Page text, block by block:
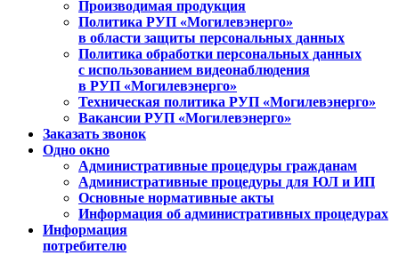
Производимая продукция
Политика РУП «Могилевэнерго»
в области защиты персональных данных
Политика обработки персональных данных
с использованием видеонаблюдения
в РУП «Могилевэнерго»
Техническая политика РУП «Могилевэнерго»
Вакансии РУП «Могилевэнерго»
Заказать звонок
Одно окно
Административные процедуры гражданам
Административные процедуры для ЮЛ и ИП
Основные нормативные акты
Информация об административных процедурах
Информация
потребителю